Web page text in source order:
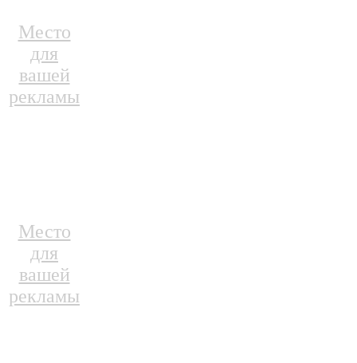
Место
для
вашей
рекламы
Место
для
вашей
рекламы